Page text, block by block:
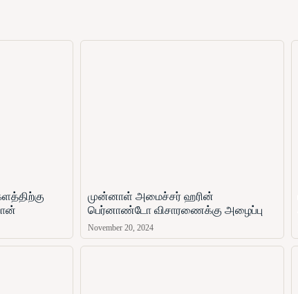
முன்னாள் அமைச்சர் ஹரின்
பெர்னாண்டோ​ விசாரணைக்கு அழைப்பு
November 20, 2024